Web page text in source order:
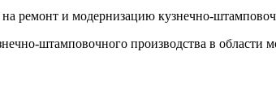
ремонт и модернизацию кузнечно-
штамповочного производства в области